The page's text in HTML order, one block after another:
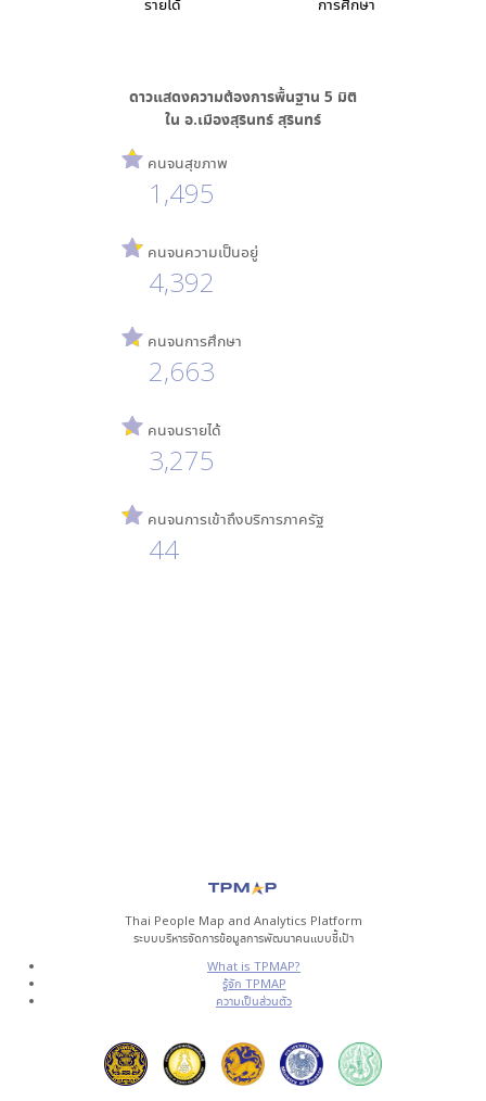
การศึกษา
รายได้
ดาวแสดงความต้องการพื้นฐาน 5 มิติ
ใน อ.เมืองสุรินทร์ สุรินทร์
คนจนสุขภาพ
1,495
คนจนความเป็นอยู่
4,392
คนจนการศึกษา
2,663
คนจนรายได้
3,275
คนจนการเข้าถึงบริการภาครัฐ
44
Thai People Map and Analytics Platform
ระบบบริหารจัดการข้อมูลการพัฒนาคนแบบชี้เป้า
What is TPMAP?
รู้จัก TPMAP
ความเป็นส่วนตัว